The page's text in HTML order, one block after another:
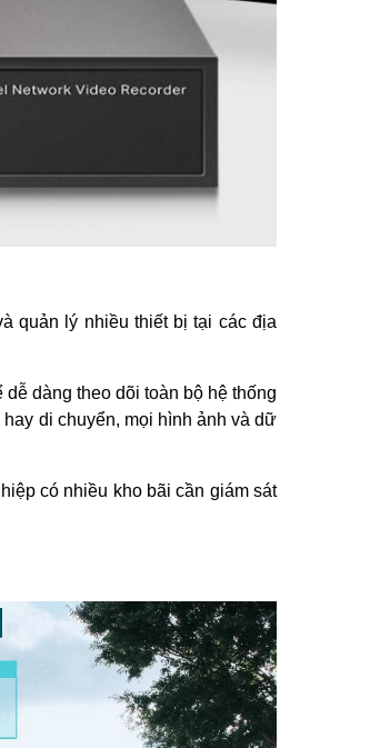
quản lý nhiều thiết bị tại các địa
dàng theo dõi toàn bộ hệ thống
di chuyển, mọi hình ảnh và dữ
có nhiều kho bãi cần giám sát